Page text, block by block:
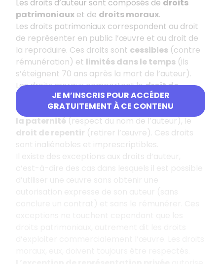
JE M’INSCRIS POUR ACCÉDER
GRATUITEMENT À CE CONTENU
Les droits d’auteur sont composés de droits
patrimoniaux et de droits moraux.
Les droits patrimoniaux correspondent au droit
de représenter en public l’œuvre et au droit de
la reproduire. Ces droits sont cessibles (contre
rémunération) et limités dans le temps (ils
s’éteignent 70 ans après la mort de l’auteur).
Les droits moraux comportent ledroit de
divulgation(rendre publique l’œuvre), le
au respect de l’intégrité de l’œuvre, le
la paternité (respect du nom de l’auteur), le
droit de repentir (retirer l’œuvre). Ces droits
sont inaliénables et imprescriptibles.